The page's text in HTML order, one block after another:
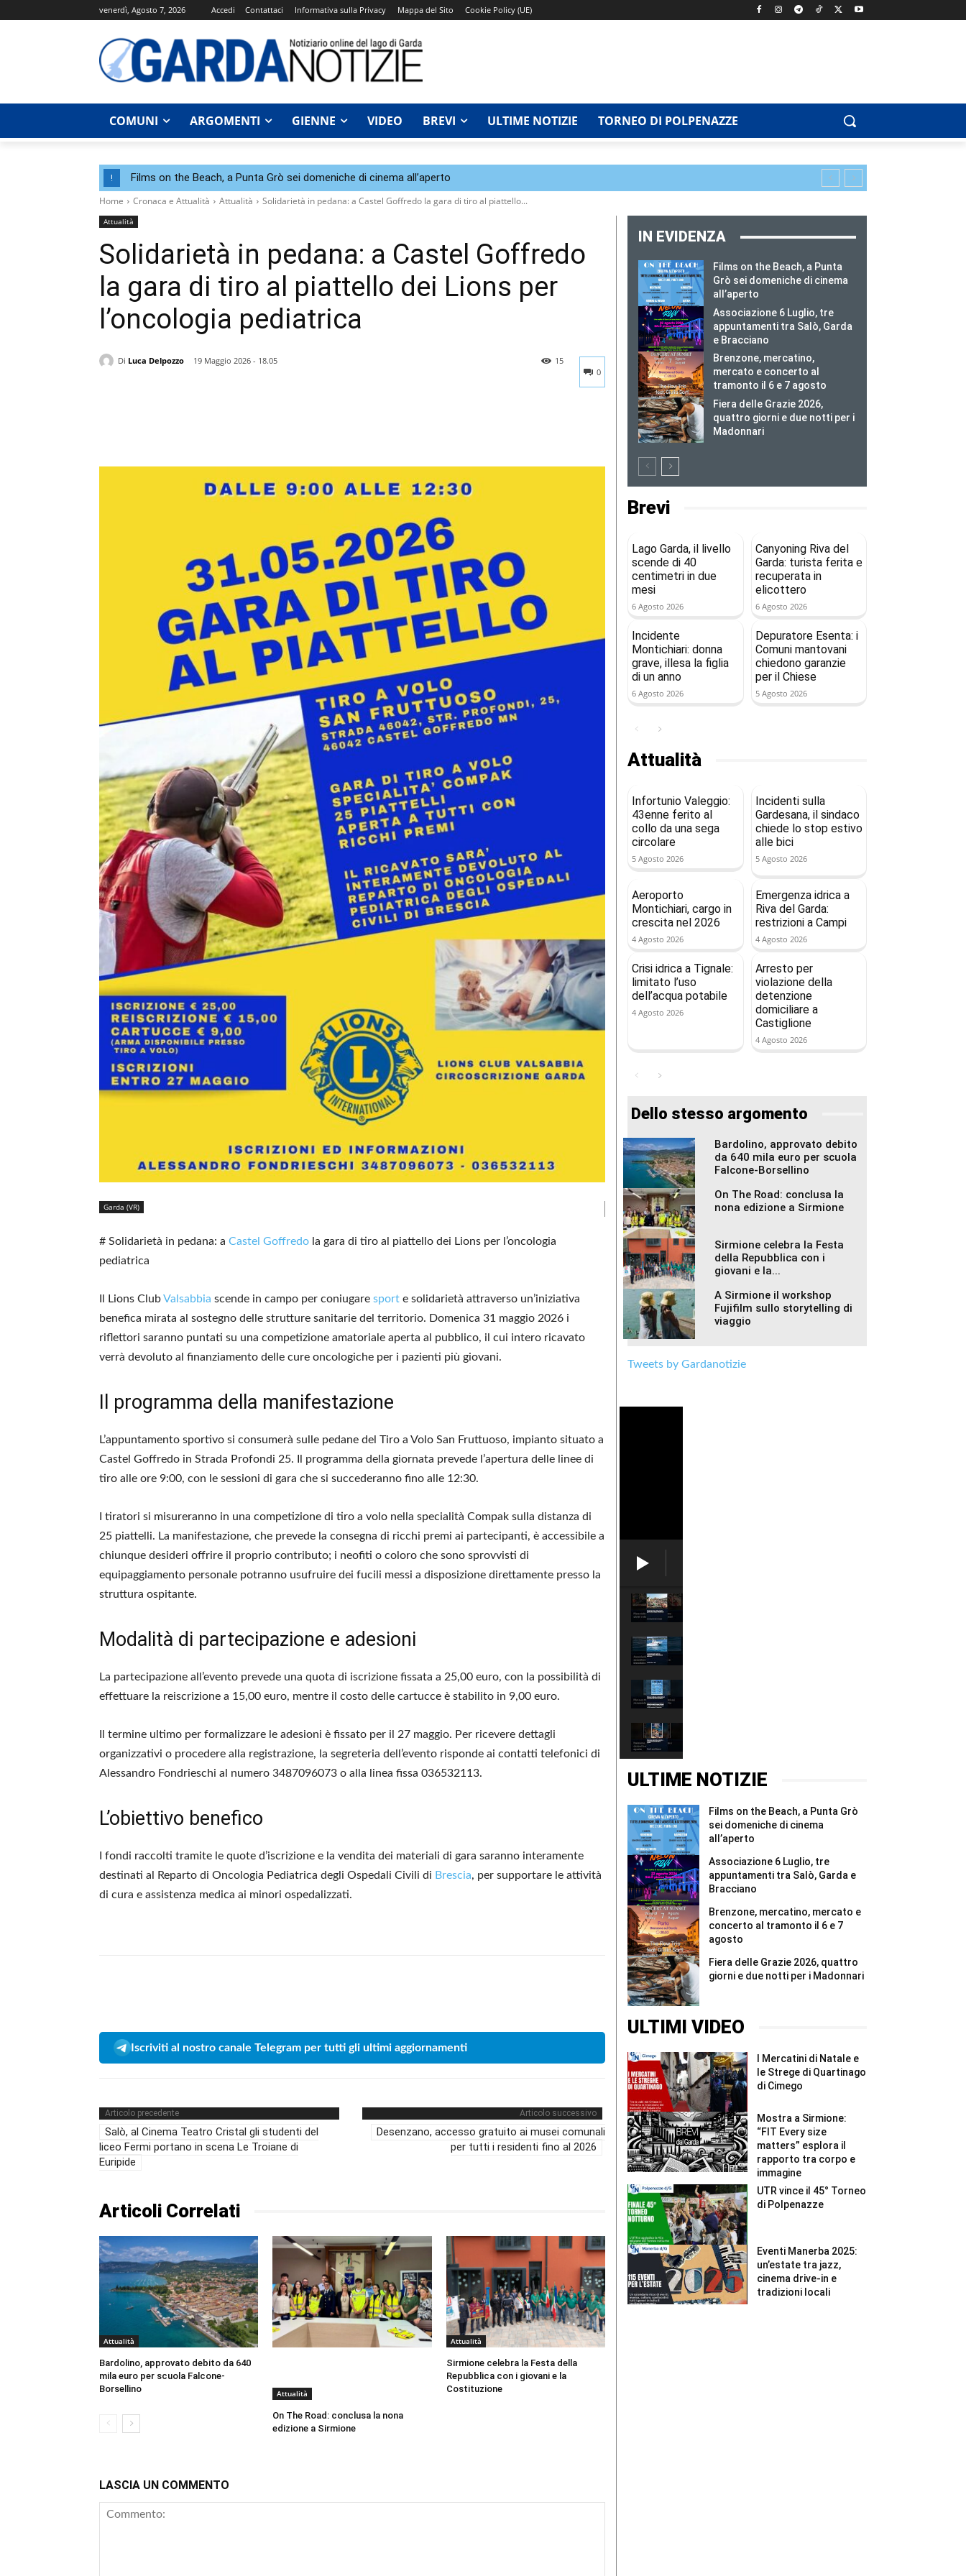
venerdì, Agosto 7, 2026 Accedi Contattaci Informativa sulla Privacy Mappa del Sito Cookie Policy (UE)
COMUNI ARGOMENTI GIENNE VIDEO BREVI ULTIME NOTIZIE TORNEO DI POLPENAZZE
! Films on the Beach, a Punta Grò sei domeniche di cinema all’aperto
Home Cronaca e Attualità Attualità Solidarietà in pedana: a Castel Goffredo la gara di tiro al piattello...
Attualità
Solidarietà in pedana: a Castel Goffredo
la gara di tiro al piattello dei Lions per
l’oncologia pediatrica
Di Luca Delpozzo
19 Maggio 2026 - 18.05
0
15
Garda (VR)
# Solidarietà in pedana: a Castel Goffredo la gara di tiro al piattello dei Lions per l’oncologia
pediatrica
Il Lions ClubValsabbia scende in campo per coniugare sport e solidarietà attraverso un’iniziativa
benefica mirata al sostegno delle strutture sanitarie del territorio. Domenica 31 maggio 2026 i
riflettori saranno puntati su una competizione amatoriale aperta al pubblico, il cui intero ricavato
verrà devoluto al finanziamento delle cure oncologiche per i pazienti più giovani.
Il programma della manifestazione
L’appuntamento sportivo si consumerà sulle pedane del Tiro a Volo San Fruttuoso, impianto situato a
Castel Goffredo in Strada Profondi 25. Il programma della giornata prevede l’apertura delle linee di
tiro alle ore 9:00, con le sessioni di gara che si succederanno fino alle 12:30.
I tiratori si misureranno in una competizione di tiro a volo nella specialità Compak sulla distanza di
25 piattelli. La manifestazione, che prevede la consegna di ricchi premi ai partecipanti, è accessibile a
chiunque desideri offrire il proprio contributo; i neofiti o coloro che sono sprovvisti di
equipaggiamento personale potranno usufruire dei fucili messi a disposizione direttamente presso la
struttura ospitante.
Modalità di partecipazione e adesioni
La partecipazione all’evento prevede una quota di iscrizione fissata a 25,00 euro, con la possibilità di
effettuare la reiscrizione a 15,00 euro, mentre il costo delle cartucce è stabilito in 9,00 euro.
Il termine ultimo per formalizzare le adesioni è fissato per il 27 maggio. Per ricevere dettagli
organizzativi o procedere alla registrazione, la segreteria dell’evento risponde ai contatti telefonici di
Alessandro Fondrieschi al numero 3487096073 o alla linea fissa 036532113.
L’obiettivo benefico
I fondi raccolti tramite le quote d’iscrizione e la vendita dei materiali di gara saranno interamente
destinati al Reparto di Oncologia Pediatrica degli Ospedali Civili di Brescia, per supportare le attività
di cura e assistenza medica ai minori ospedalizzati.
Iscriviti al nostro canale Telegram per tutti gli ultimi aggiornamenti
Articolo precedente
Salò, al Cinema Teatro Cristal gli studenti del
liceo Fermi portano in scena Le Troiane di
Euripide
Articolo successivo
Desenzano, accesso gratuito ai musei comunali
per tutti i residenti fino al 2026
Articoli Correlati
Attualità
Bardolino, approvato debito da 640
mila euro per scuola Falcone-
Borsellino
Attualità
On The Road: conclusa la nona
edizione a Sirmione
Attualità
Sirmione celebra la Festa della
Repubblica con i giovani e la
Costituzione
LASCIA UN COMMENTO
IN EVIDENZA
Films on the Beach, a Punta
Grò sei domeniche di cinema
all’aperto
Associazione 6 Luglio, tre
appuntamenti tra Salò, Garda
e Bracciano
Brenzone, mercatino,
mercato e concerto al
tramonto il 6 e 7 agosto
Fiera delle Grazie 2026,
quattro giorni e due notti per i
Madonnari
Brevi
Lago Garda, il livello
scende di 40
centimetri in due
mesi
6 Agosto 2026
Canyoning Riva del
Garda: turista ferita e
recuperata in
elicottero
6 Agosto 2026
Incidente
Montichiari: donna
grave, illesa la figlia
di un anno
6 Agosto 2026
Depuratore Esenta: i
Comuni mantovani
chiedono garanzie
per il Chiese
5 Agosto 2026
Attualità
Infortunio Valeggio:
43enne ferito al
collo da una sega
circolare
5 Agosto 2026
Incidenti sulla
Gardesana, il sindaco
chiede lo stop estivo
alle bici
5 Agosto 2026
Aeroporto
Montichiari, cargo in
crescita nel 2026
4 Agosto 2026
Emergenza idrica a
Riva del Garda:
restrizioni a Campi
4 Agosto 2026
Crisi idrica a Tignale:
limitato l’uso
dell’acqua potabile
4 Agosto 2026
Arresto per
violazione della
detenzione
domiciliare a
Castiglione
4 Agosto 2026
Dello stesso argomento
Bardolino, approvato debito
da 640 mila euro per scuola
Falcone-Borsellino
On The Road: conclusa la
nona edizione a Sirmione
Sirmione celebra la Festa
della Repubblica con i
giovani e la...
A Sirmione il workshop
Fujifilm sullo storytelling di
viaggio
Tweets by Gardanotizie
domeniche
di
all’aperto
#Shorts
concerto
al
il
6
e
7
agosto
#Shorts
ULTIME NOTIZIE
Films on the Beach, a Punta Grò
sei domeniche di cinema
all’aperto
Associazione 6 Luglio, tre
appuntamenti tra Salò, Garda e
Bracciano
Brenzone, mercatino, mercato e
concerto al tramonto il 6 e 7
agosto
Fiera delle Grazie 2026, quattro
giorni e due notti per i Madonnari
ULTIMI VIDEO
I Mercatini di Natale e
le Strege di Quartinago
di Cimego
Mostra a Sirmione:
“FIT Every size
matters” esplora il
rapporto tra corpo e
immagine
UTR vince il 45° Torneo
di Polpenazze
Eventi Manerba 2025:
un’estate tra jazz,
cinema drive-in e
tradizioni locali